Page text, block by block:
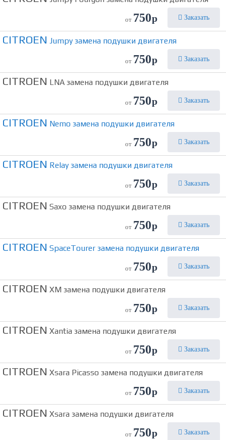
от 750р Заказать
CITROEN Jumpy замена подушки двигателя
от 750р Заказать
CITROEN LNA замена подушки двигателя
от 750р Заказать
CITROEN Nemo замена подушки двигателя
от 750р Заказать
CITROEN Relay замена подушки двигателя
от 750р Заказать
CITROEN Saxo замена подушки двигателя
от 750р Заказать
CITROEN SpaceTourer замена подушки двигателя
от 750р Заказать
CITROEN XM замена подушки двигателя
от 750р Заказать
CITROEN Xantia замена подушки двигателя
от 750р Заказать
CITROEN Xsara Picasso замена подушки двигателя
от 750р Заказать
CITROEN Xsara замена подушки двигателя
от 750р Заказать